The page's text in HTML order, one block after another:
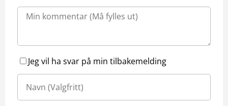
Jeg vil ha svar på min tilbakemelding